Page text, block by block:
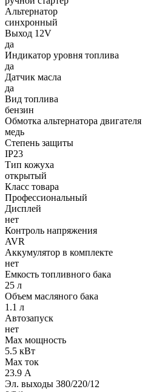
Альтернатор
синхронный
Выход 12V
да
Индикатор уровня топлива
да
Датчик масла
да
Вид топлива
бензин
Обмотка альтернатора двигателя
медь
Степень защиты
IP23
Тип кожуха
открытый
Класс товара
Профессиональный
Дисплей
нет
Контроль напряжения
AVR
Аккумулятор в комплекте
нет
Емкость топливного бака
25 л
Объем масляного бака
1.1 л
Автозапуск
нет
Max мощность
5.5 кВт
Max ток
23.9 А
Эл. выходы 380/220/12